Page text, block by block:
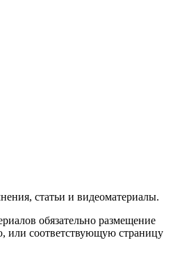
статьи и видеоматериалы.
обязательно размещение
или соответствующую страницу